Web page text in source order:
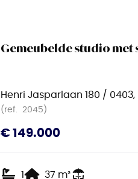
Gemeubelde studio met
Henri Jasparlaan 180 /
(ref. 2045)
€ 149.000
1 37 m²